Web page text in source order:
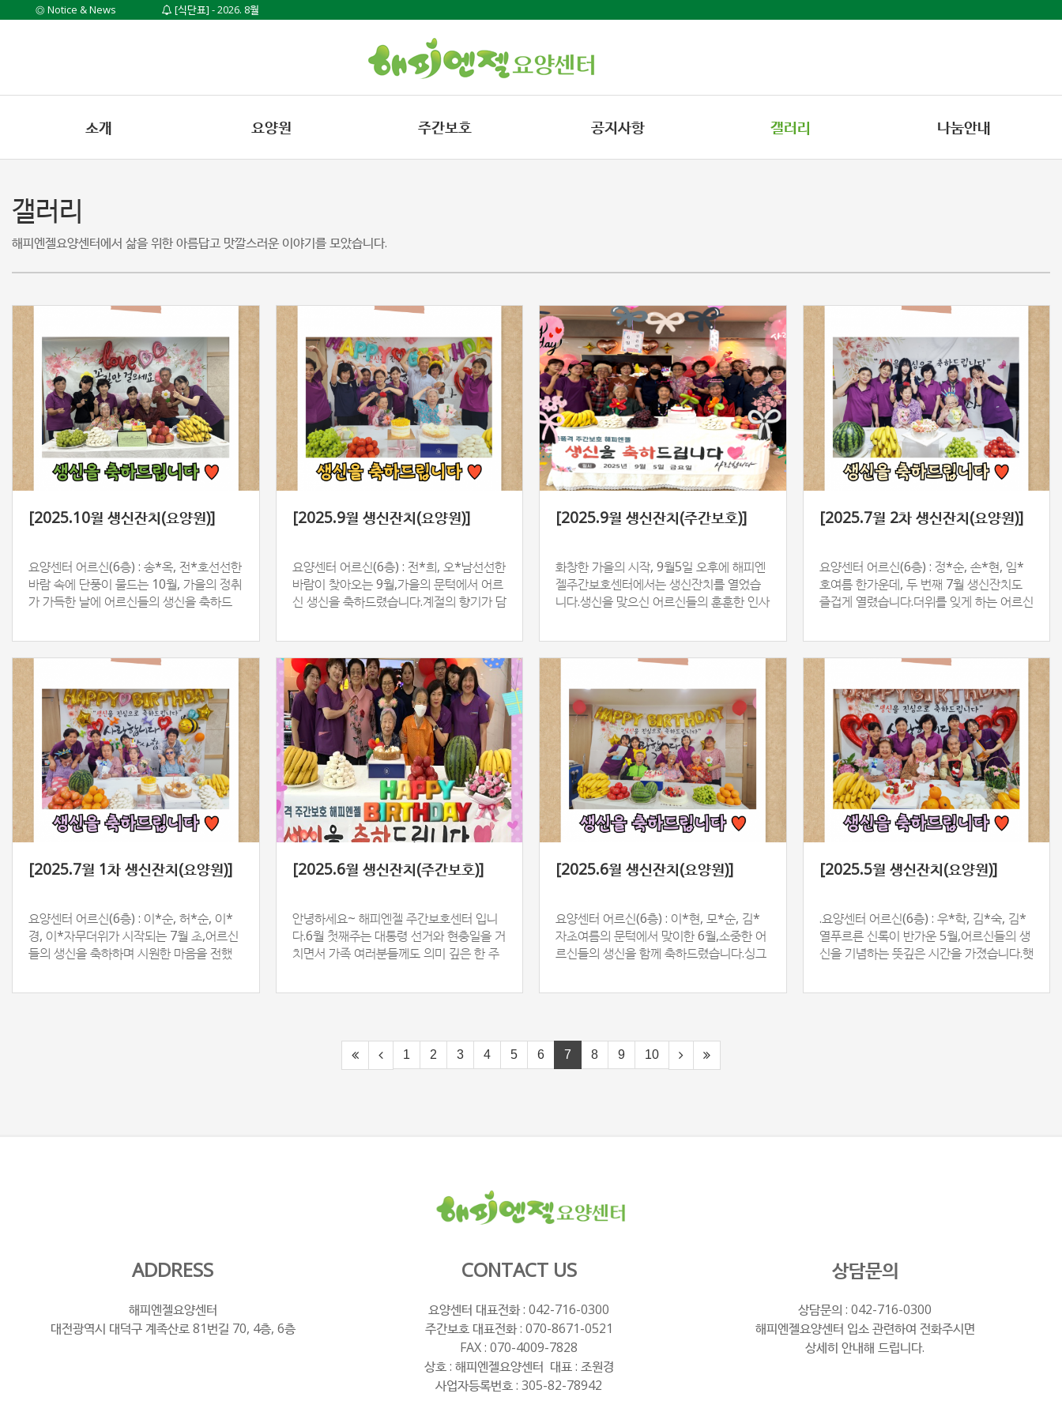
◎ Notice & News
[식단표] - 2026. 8월
소개 요양원 주간보호 공지사항 갤러리 나눔안내
갤러리
해피엔젤요양센터에서 삶을 위한 아름답고 맛깔스러운 이야기를 모았습니다.
[2025.10월 생신잔치(요양원)]
요양센터 어르신(6층) : 송*옥, 전*호선선한
바람 속에 단풍이 물드는 10월, 가을의 정취
가 가득한 날에 어르신들의 생신을 축하드
[2025.9월 생신잔치(요양원)]
요양센터 어르신(6층) : 전*희, 오*남선선한
바람이 찾아오는 9월,가을의 문턱에서 어르
신 생신을 축하드렸습니다.계절의 향기가 담
[2025.9월 생신잔치(주간보호)]
화창한 가을의 시작, 9월5일 오후에 해피엔
젤주간보호센터에서는 생신잔치를 열었습
니다.생신을 맞으신 어르신들의 훈훈한 인사
[2025.7월 2차 생신잔치(요양원)]
요양센터 어르신(6층) : 정*순, 손*현, 임*
호여름 한가운데, 두 번째 7월 생신잔치도
즐겁게 열렸습니다.더위를 잊게 하는 어르신
[2025.7월 1차 생신잔치(요양원)]
요양센터 어르신(6층) : 이*순, 허*순, 이*
경, 이*자무더위가 시작되는 7월 초,어르신
들의 생신을 축하하며 시원한 마음을 전했
[2025.6월 생신잔치(주간보호)]
안녕하세요~ 해피엔젤 주간보호센터 입니
다.6월 첫째주는 대통령 선거와 현충일을 거
치면서 가족 여러분들께도 의미 깊은 한 주
[2025.6월 생신잔치(요양원)]
요양센터 어르신(6층) : 이*현, 모*순, 김*
자초여름의 문턱에서 맞이한 6월,소중한 어
르신들의 생신을 함께 축하드렸습니다.싱그
[2025.5월 생신잔치(요양원)]
.요양센터 어르신(6층) : 우*학, 김*숙, 김*
열푸르른 신록이 반가운 5월,어르신들의 생
신을 기념하는 뜻깊은 시간을 가졌습니다.햇
1 2 3 4 5 6 7 8 9 10
ADDRESS
해피엔젤요양센터
대전광역시 대덕구 계족산로 81번길 70, 4층, 6층
CONTACT US
요양센터 대표전화 :042-716-0300
주간보호 대표전화 : 070-8671-0521
FAX : 070-4009-7828
상호 : 해피엔젤요양센터 대표 : 조원경
사업자등록번호 : 305-82-78942
상담문의
상담문의 :042-716-0300
해피엔젤요양센터 입소 관련하여 전화주시면
상세히 안내해 드립니다.